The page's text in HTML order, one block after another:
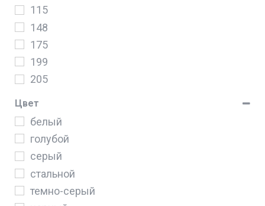
Бирюса
Морозко
115
148
175
199
205
280
352
Цвет
белый
голубой
серый
стальной
темно-серый